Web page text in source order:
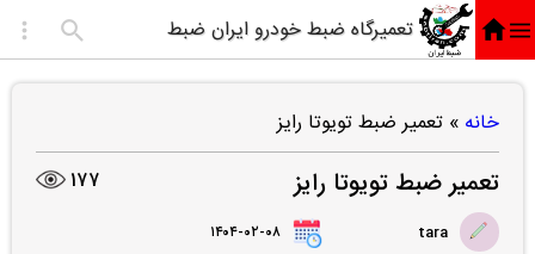
تعمیرگاه ضبط خودرو ایران ضبط
خانه » تعمیر ضبط تویوتا رایز
تعمیر ضبط تویوتا رایز 177
tara ۱۴۰۴-۰۲-۰۸